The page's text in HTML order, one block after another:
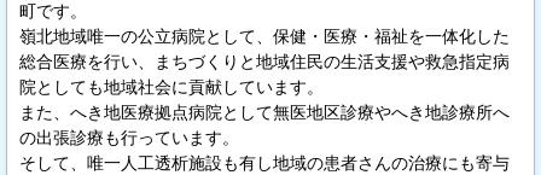
町です。
嶺北地域唯一の公立病院として、保健・医療・福祉を一体化した
総合医療を行い、まちづくりと地域住民の生活支援や救急指定病
院としても地域社会に貢献しています。
また、へき地医療拠点病院として無医地区診療やへき地診療所へ
の出張診療も行っています。
そして、唯一人工透析施設も有し地域の患者さんの治療にも寄与